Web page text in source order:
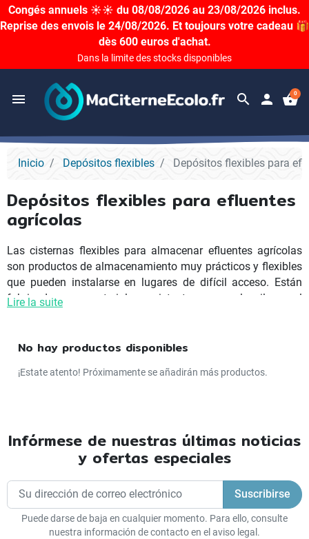
Congés annuels ☀️☀️ du 08/08/2026 au 23/08/2026 inclus.
Reprise des envois le 24/08/2026. Et toujours votre cadeau 🎁
dès 600 euros d'achat.
Dans la limite des stocks disponibles
menu search person shopping_basket
0
Inicio Depósitos flexibles Depósitos flexibles para
Depósitos flexibles para efluentes
agrícolas
Las cisternas flexibles para almacenar efluentes agrícolas
son productos de almacenamiento muy prácticos y flexibles
que pueden instalarse en lugares de difícil acceso. Están
fabricados con materiales resistentes como el nailon y el
los productos químicos. Son muy prácticas porque pueden
detalladas para facilitar la instalación. También pueden
sostenible para el almacenamiento de aguas residuales.
Lire la suite
No hay productos disponibles
¡Estate atento! Próximamente se añadirán más productos.
Infórmese de nuestras últimas noticias
y ofertas especiales
Puede darse de baja en cualquier momento. Para ello, consulte
nuestra información de contacto en el aviso legal.